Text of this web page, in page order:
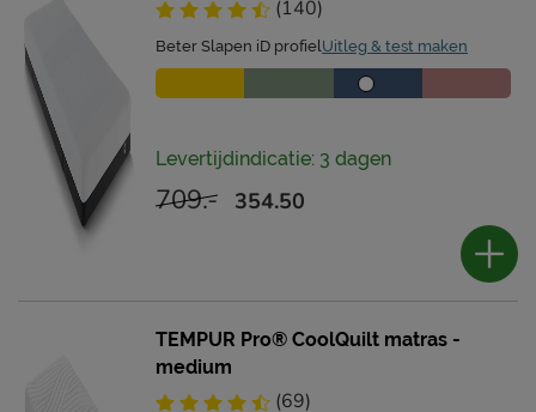
(140)
Beter Slapen iD profielUitleg & test maken
Levertijdindicatie: 3 dagen
709.- 354.50
TEMPUR Pro® CoolQuilt matras -
medium
(69)